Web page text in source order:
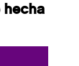
hecha